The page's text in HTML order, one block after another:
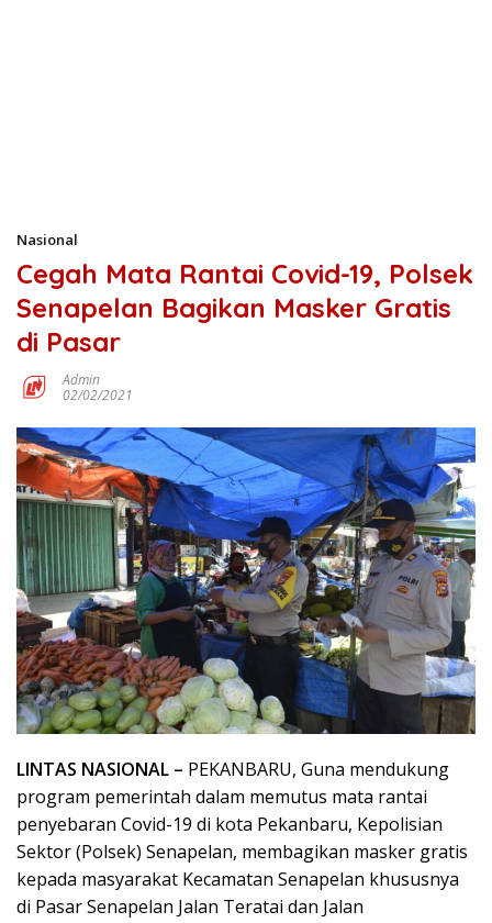
Nasional
Cegah Mata Rantai Covid-19, Polsek
Senapelan Bagikan Masker Gratis
di Pasar
Admin
02/02/2021
LINTAS NASIONAL – PEKANBARU, Guna mendukung
program pemerintah dalam memutus mata rantai
penyebaran Covid-19 di kota Pekanbaru, Kepolisian
Sektor (Polsek) Senapelan, membagikan masker gratis
kepada masyarakat Kecamatan Senapelan khususnya
di Pasar Senapelan Jalan Teratai dan Jalan